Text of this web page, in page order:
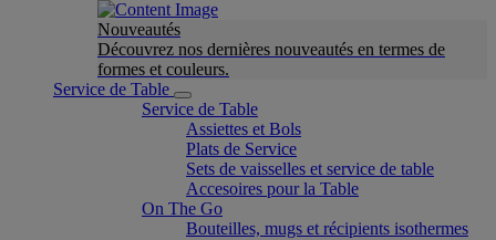
Nouveautés
Découvrez nos dernières nouveautés en termes de
formes et couleurs.
Service de Table
Service de Table
Assiettes et Bols
Plats de Service
Sets de vaisselles et service de table
Accesoires pour la Table
On The Go
Bouteilles, mugs et récipients isothermes